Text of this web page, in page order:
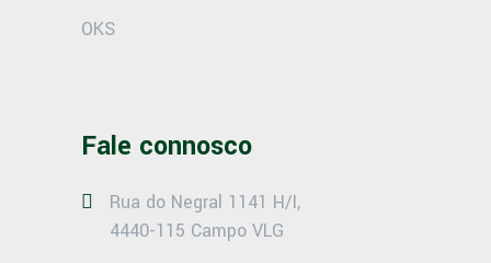
OKS
Fale connosco
Rua do Negral 1141 H/I,
4440-115 Campo VLG